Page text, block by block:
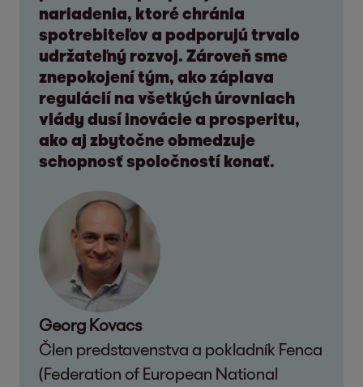
nariadenia, ktoré chránia
spotrebiteľov a podporujú trvalo
udržateľný rozvoj. Zároveň sme
znepokojení tým, ako záplava
regulácií na všetkých úrovniach
vlády dusí inovácie a prosperitu,
ako aj zbytočne obmedzuje
schopnosť spoločností konať.
Georg Kovacs
Člen predstavenstva a pokladník Fenca
(Federation of European National